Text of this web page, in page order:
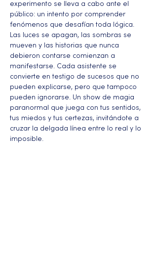
experimento se lleva a cabo ante el
público: un intento por comprender
fenómenos que desafían toda lógica.
Las luces se apagan, las sombras se
mueven y las historias que nunca
debieron contarse comienzan a
manifestarse. Cada asistente se
convierte en testigo de sucesos que no
pueden explicarse, pero que tampoco
pueden ignorarse. Un show de magia
paranormal que juega con tus sentidos,
tus miedos y tus certezas, invitándote a
cruzar la delgada línea entre lo real y lo
imposible.